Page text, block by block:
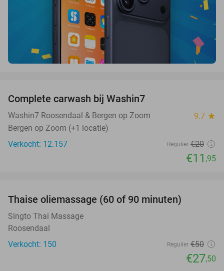
Complete carwash bij Washin7
Washin7 Roosendaal & Bergen op Zoom 9.7 star
Bergen op Zoom (+1 locatie)
Verkocht: 12.157
Regulier €20
€11 ,95
OUT
Thaise oliemassage (60 of 90 minuten)
Singto Thai Massage
Roosendaal
Verkocht: 150
Regulier €50
€27,50